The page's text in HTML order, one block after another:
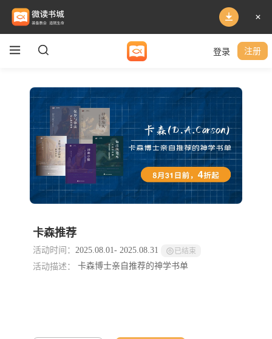
登录 注册
卡森推荐
活动时间： 2025.08.01- 2025.08.31 已结束
活动描述： 卡森博士亲自推荐的神学书单